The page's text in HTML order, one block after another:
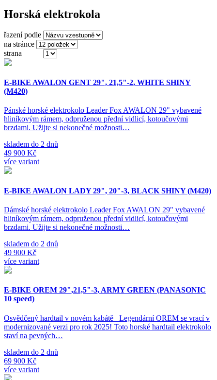
Horská elektrokola
řazení podle
na stránce
strana
E-BIKE AWALON GENT 29", 21,5"-2, WHITE SHINY
(M420)
Pánské horské elektrokolo Leader Fox AWALON 29" vybavené
hliníkovým rámem, odpruženou přední vidlicí, kotoučovými
brzdami. Užijte si nekonečné možnosti…
skladem do 2 dnů
49 900 Kč
více variant
E-BIKE AWALON LADY 29", 20"-3, BLACK SHINY (M420)
Dámské horské elektrokolo Leader Fox AWALON 29" vybavené
hliníkovým rámem, odpruženou přední vidlicí, kotoučovými
brzdami. Užijte si nekonečné možnosti…
skladem do 2 dnů
49 900 Kč
více variant
E-BIKE OREM 29",21,5"-3, ARMY GREEN (PANASONIC
10 speed)
Osvědčený hardtail v novém kabátě Legendární OREM se vrací v
modernizované verzi pro rok 2025! Toto horské hardtail elektrokolo
staví na pevných…
skladem do 2 dnů
69 900 Kč
více variant